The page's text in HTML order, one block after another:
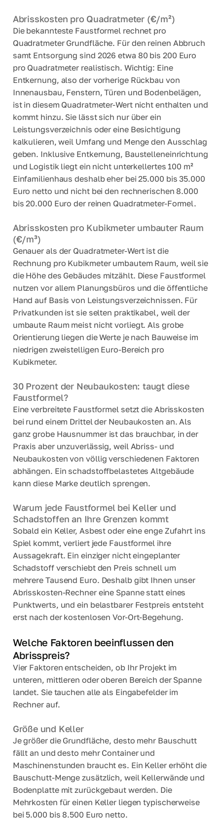
Abrisskosten pro Quadratmeter (€/m²)
Die bekannteste Faustformel rechnet pro
Quadratmeter Grundfläche. Für den reinen Abbruch
samt Entsorgung sind 2026 etwa 80 bis 200 Euro
pro Quadratmeter realistisch. Wichtig: Eine
Entkernung, also der vorherige Rückbau von
Innenausbau, Fenstern, Türen und Bodenbelägen,
ist in diesem Quadratmeter-Wert nicht enthalten und
kommt hinzu. Sie lässt sich nur über ein
Leistungsverzeichnis oder eine Besichtigung
kalkulieren, weil Umfang und Menge den Ausschlag
geben. Inklusive Entkernung, Baustelleneinrichtung
und Logistik liegt ein nicht unterkellertes 100 m²
Einfamilienhaus deshalb eher bei 25.000 bis 35.000
Euro netto und nicht bei den rechnerischen 8.000
bis 20.000 Euro der reinen Quadratmeter-Formel.
Abrisskosten pro Kubikmeter umbauter Raum
(€/m³)
Genauer als der Quadratmeter-Wert ist die
Rechnung pro Kubikmeter umbautem Raum, weil sie
die Höhe des Gebäudes mitzählt. Diese Faustformel
nutzen vor allem Planungsbüros und die öffentliche
Hand auf Basis von Leistungsverzeichnissen. Für
Privatkunden ist sie selten praktikabel, weil der
umbaute Raum meist nicht vorliegt. Als grobe
Orientierung liegen die Werte je nach Bauweise im
niedrigen zweistelligen Euro-Bereich pro
Kubikmeter.
30 Prozent der Neubaukosten: taugt diese
Faustformel?
Eine verbreitete Faustformel setzt die Abrisskosten
bei rund einem Drittel der Neubaukosten an. Als
ganz grobe Hausnummer ist das brauchbar, in der
Praxis aber unzuverlässig, weil Abriss- und
Neubaukosten von völlig verschiedenen Faktoren
abhängen. Ein schadstoffbelastetes Altgebäude
kann diese Marke deutlich sprengen.
Warum jede Faustformel bei Keller und
Schadstoffen an Ihre Grenzen kommt
Sobald ein Keller, Asbest oder eine enge Zufahrt ins
Spiel kommt, verliert jede Faustformel ihre
Aussagekraft. Ein einziger nicht eingeplanter
Schadstoff verschiebt den Preis schnell um
mehrere Tausend Euro. Deshalb gibt Ihnen unser
Abrisskosten-Rechner eine Spanne statt eines
Punktwerts, und ein belastbarer Festpreis entsteht
erst nach der kostenlosen Vor-Ort-Begehung.
Welche Faktoren beeinflussen den
Abrisspreis?
Vier Faktoren entscheiden, ob Ihr Projekt im
unteren, mittleren oder oberen Bereich der Spanne
landet. Sie tauchen alle als Eingabefelder im
Rechner auf.
Größe und Keller
Je größer die Grundfläche, desto mehr Bauschutt
fällt an und desto mehr Container und
Maschinenstunden braucht es. Ein Keller erhöht die
Bauschutt-Menge zusätzlich, weil Kellerwände und
Bodenplatte mit zurückgebaut werden. Die
Mehrkosten für einen Keller liegen typischerweise
bei 5.000 bis 8.500 Euro netto.